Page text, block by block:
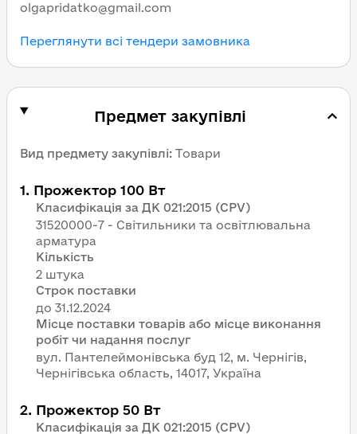
olgapridatko@gmail.com
Переглянути всі тендери замовника
Предмет закупівлі
Вид предмету закупівлі: Товари
1. Прожектор 100 Вт
Класифікація за ДК 021:2015 (CPV)
31520000-7 - Світильники та освітлювальна
арматура
Кількість
2 штука
Строк поставки
Місце поставки товарів або місце виконання
робіт чи надання послуг
вул. Пантелеймонівська буд 12, м. Чернігів,
Чернігівська область, 14017, Україна
2. Прожектор 50 Вт
Класифікація за ДК 021:2015 (CPV)